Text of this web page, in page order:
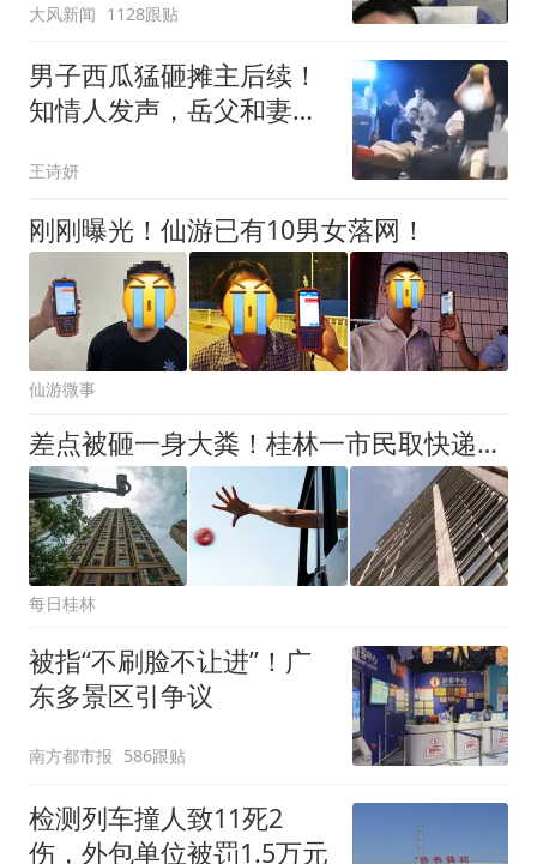
大风新闻 1128跟贴
男子西瓜猛砸摊主后续！
知情人发声，岳父和妻子
王诗妍
刚刚曝光！仙游已有10男女落网！
仙游微事
差点被砸一身大粪！桂林一市民取快递时遭遇“高空抛物”！近前一看袋子里竟是
每日桂林
被指“不刷脸不让进”！广
东多景区引争议
南方都市报 586跟贴
检测列车撞人致11死2
伤，外包单位被罚1.5万元